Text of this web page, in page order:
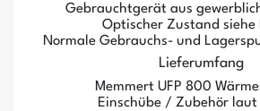
Gebrauchtgerät aus
Optischer Zustand siehe
Normale Gebrauchs- und
Lieferumfang
Memmert UFP 800
Einschübe / Zubehör laut